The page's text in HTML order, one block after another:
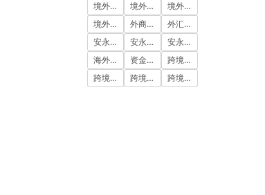
境外投资
境外投资备案
境外投资备案流程
境外直接投资
外商投资
外汇登记
安永国际
安永国际ODI备案
安永国际跨境合规圈
海外公司注册服务
资金出境
跨境合规
跨境合规圈
跨境合规服务 跨境投资